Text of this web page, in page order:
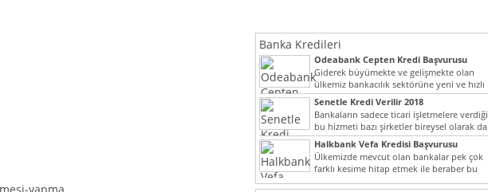
Banka Kredileri
Odeabank Cepten Kredi Başvurusu
KREDIM 8444
Giderek büyümekte ve gelişmekte olan
ülkemiz bankacılık sektörüne yeni ve hızlı
bir giriş yapmış olan...
Senetle Kredi Verilir 2018
Bankaların sadece ticari işletmelere verdiği
bu hizmeti bazı şirketler bireysel olarak da
vermektedir. Senetle kredi...
Halkbank Vefa Kredisi Başvurusu
Ülkemizde mevcut olan bankalar pek çok
farklı kesime hitap etmek ile beraber bu
noktada son...